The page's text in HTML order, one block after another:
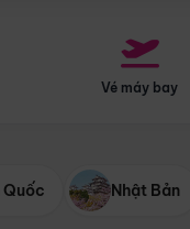
Vé máy bay
Quốc Nhật Bản